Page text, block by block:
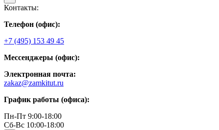
Контакты:
Телефон (офис):
+7 (495) 153 49 45
Мессенджеры (офис):
Электронная почта:
zakaz@zamkitut.ru
График работы (офиса):
Пн-Пт 9:00-18:00
Сб-Вс 10:00-18:00